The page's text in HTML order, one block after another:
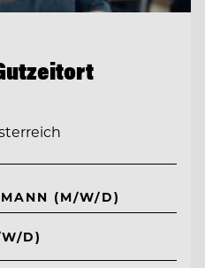
(M/W/D)
D)